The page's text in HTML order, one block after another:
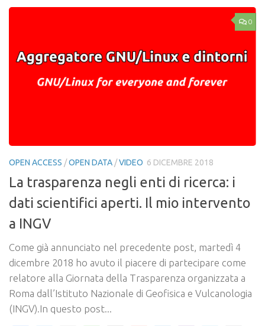
0
OPEN ACCESS /OPEN DATA /VIDEO 6 DICEMBRE 2018
La trasparenza negli enti di ricerca: i
dati scientifici aperti. Il mio intervento
a INGV
Come già annunciato nel precedente post, martedì 4
dicembre 2018 ho avuto il piacere di partecipare come
relatore alla Giornata della Trasparenza organizzata a
Roma dall’Istituto Nazionale di Geofisica e Vulcanologia
(INGV).In questo post...